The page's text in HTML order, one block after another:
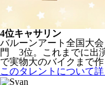
4位キャサリン
バルーンアート全国大
門 3位。これまでに出
で実物大のバイクまで
このタレントについて詳